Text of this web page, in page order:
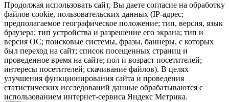
Продолжая использовать сайт, Вы даете согласие на обработку
файлов cookie, пользовательских данных (IP-адрес;
предполагаемое географическое положение; тип, версия, язык
браузера; тип устройства и разрешение его экрана; тип и
версия ОС; поисковые системы, фразы, баннеры, с которых
был переход на сайт; список посещенных страниц и
проведенное время на сайте; пол и возраст посетителей;
интересы посетителей; скачивание файлов). В целях
улучшения функционирования сайта и проведения
статистических исследований данные обрабатываются с
использованием интернет-сервиса Яндекс Метрика.